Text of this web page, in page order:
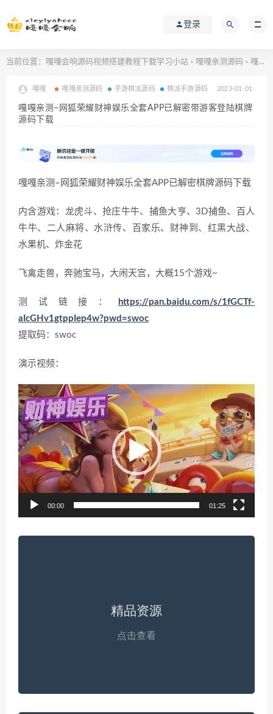
登录
当前位置： 嘎嘎会响源码视频搭建教程下载学习小站 > 嘎嘎亲测源码 > 嘎嘎亲测–网狐荣耀财神娱乐全套APP已解密带游客登陆棋牌源码下载
嘎嘎 嘎嘎亲测源码 手游棋派源码 棋派手游源码 2023-01-01
嘎嘎亲测–网狐荣耀财神娱乐全套APP已解密带游客登陆棋牌
源码下载
嘎嘎亲测–网狐荣耀财神娱乐全套APP已解密棋牌源码下载
内含游戏：龙虎斗、抢庄牛牛、捕鱼大亨、3D捕鱼、百人
牛牛、二人麻将、水浒传、百家乐、财神到、红黑大战、
水果机、炸金花
飞禽走兽，奔驰宝马，大闹天宫，大概15个游戏~
测试链接：
https://pan.baidu.com/s/1fGCTf-
aIcGHv1gtppIep4w?pwd=swoc
提取码：swoc
演示视频：
视
频
播
放
器
00:00 01:25